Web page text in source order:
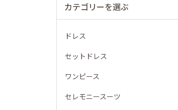
カテゴリーを選ぶ
ドレス
セットドレス
ワンピース
セレモニースーツ